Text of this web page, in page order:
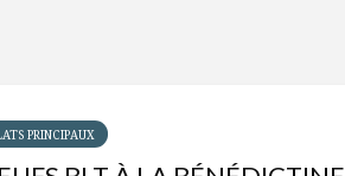
PRINCIPAUX